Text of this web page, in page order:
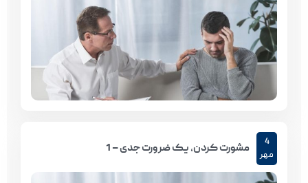
4
مهر
مشورت کردن، یک ضرورت جدی – 1